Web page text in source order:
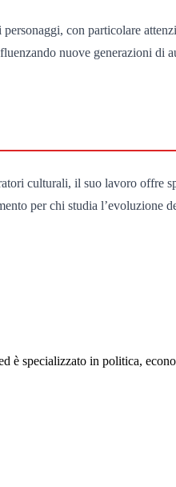
con particolare
nuove generazioni di
culturali, il suo lavoro offre
per chi studia l’evoluzione
specializzato in politica,